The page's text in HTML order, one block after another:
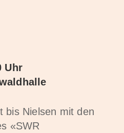
Uhr
bis Nielsen mit den
«SWR